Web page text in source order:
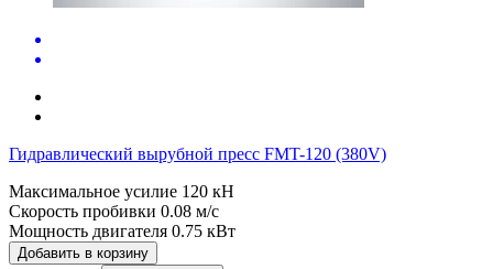
Гидравлический вырубной пресс FMT-120 (380V)
Максимальное усилие 120 кН
Скорость пробивки 0.08 м/с
Мощность двигателя 0.75 кВт
Добавить в корзину